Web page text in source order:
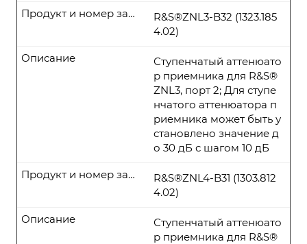
R&S®ZNL3-B32 (1323.185
4.02)
Продукт и номер заказа
Ступенчатый аттенюато
р приемника для R&S®
ZNL3, порт 2; Для ступе
нчатого аттенюатора п
риемника может быть у
становлено значение д
о 30 дБ с шагом 10 дБ
Описание
R&S®ZNL4-B31 (1303.812
4.02)
Продукт и номер заказа
Ступенчатый аттенюато
р приемника для R&S®
Описание